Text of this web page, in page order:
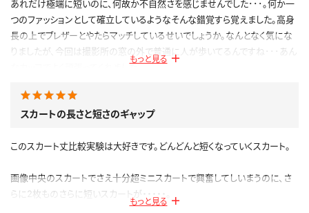
このレビューは参考になりましたか？
0
あれだけ極端に短いのに、何故か不自然さを感じませんでした･･･。何か一
つのファッションとして確立しているようなそんな錯覚すら覚えました。高身
長の上でブレザーとやたらマッチしているせいでしょうか。なんとなく気にな
りましたが、今回は撮影所の窓の外で普通に人が歩いてるんですね･･･あん
なカッコでよく頑張ってくれました。
でポン！の主人公と同姓同名なんですね
公開日：2019.05.29
このレビューは参考になりましたか？
0
もっと見る
スカートの長さと短さのギャップ
このスカート丈比較実験は大好きです。どんどんと短くなっていくスカート。
画像中央のスカートでさえ十分超ミニスカートで興奮してしいまうのに、さ
らに2枚ものさらに短いスカートが・・・・・。
もっと見る